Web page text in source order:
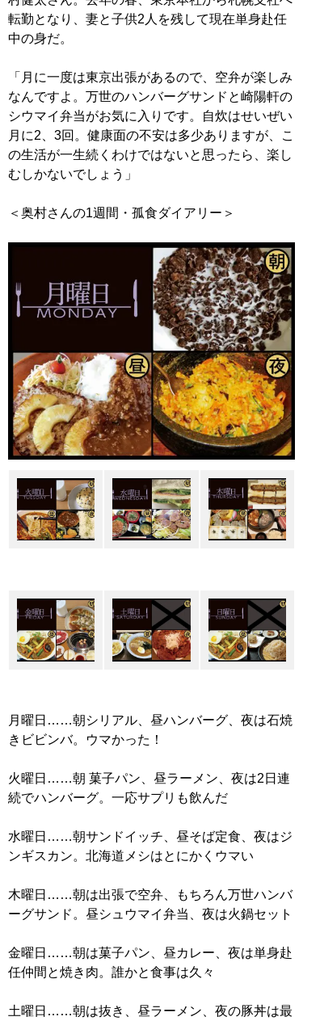
転勤となり、妻と子供2人を残して現在単身赴任
中の身だ。
「月に一度は東京出張があるので、空弁が楽しみ
なんですよ。万世のハンバーグサンドと崎陽軒の
シウマイ弁当がお気に入りです。自炊はせいぜい
月に2、3回。健康面の不安は多少ありますが、こ
の生活が一生続くわけではないと思ったら、楽し
むしかないでしょう」
＜奥村さんの1週間・孤食ダイアリー＞
月曜日……朝シリアル、昼ハンバーグ、夜は石焼
きビビンバ。ウマかった！
火曜日……朝 菓子パン、昼ラーメン、夜は2日連
続でハンバーグ。一応サプリも飲んだ
水曜日……朝サンドイッチ、昼そば定食、夜はジ
ンギスカン。北海道メシはとにかくウマい
木曜日……朝は出張で空弁、もちろん万世ハンバ
ーグサンド。昼シュウマイ弁当、夜は火鍋セット
金曜日……朝は菓子パン、昼カレー、夜は単身赴
任仲間と焼き肉。誰かと食事は久々
土曜日……朝は抜き、昼ラーメン、夜の豚丼は最